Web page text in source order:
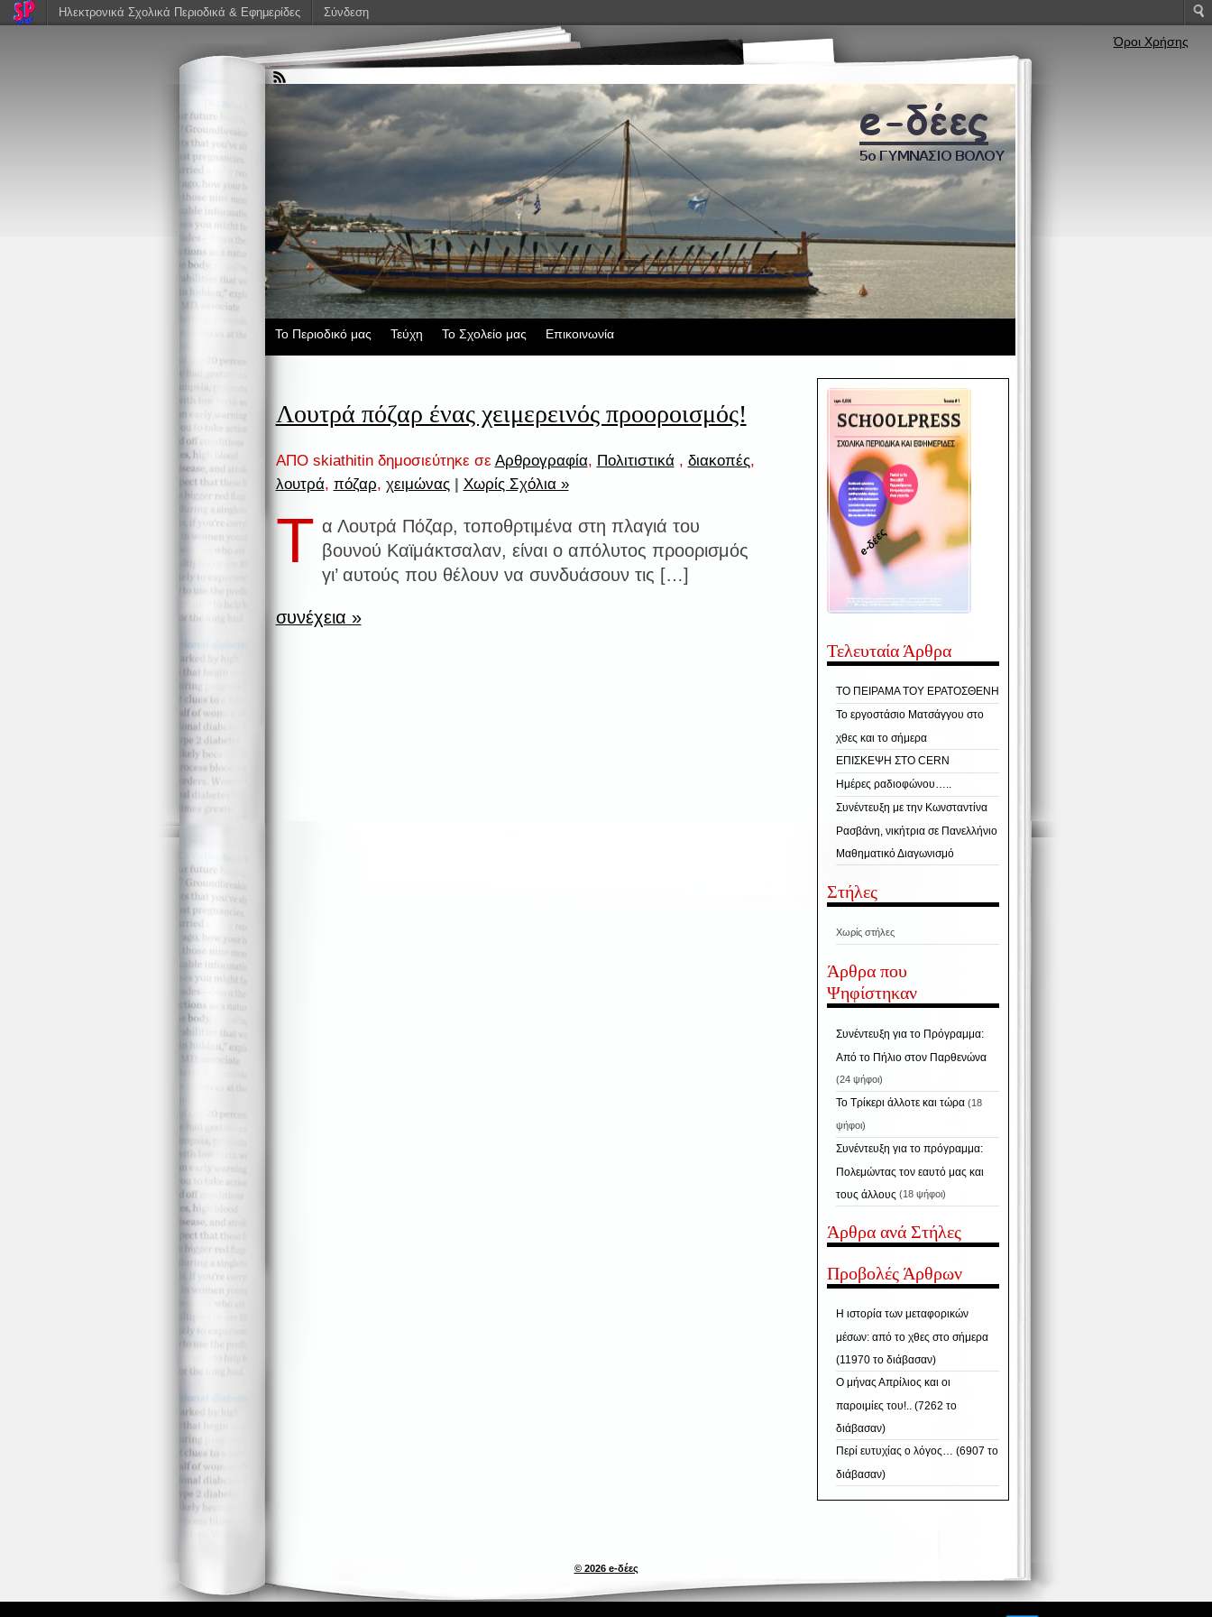
Το Περιοδικό μας Τεύχη Το Σχολείο μας Επικοινωνία
Λουτρά πόζαρ ένας χειμερεινός προοροισμός!
ΑΠΟ skiathitin δημοσιεύτηκε σε Αρθρογραφία, Πολιτιστικά, διακοπές,
λουτρά, πόζαρ, χειμώνας Χωρίς Σχόλια »
Τ α Λουτρά Πόζαρ, τοποθρτιμένα στη πλαγιά του
βουνού Καϊμάκτσαλαν, είναι ο απόλυτος προορισμός
γι’ αυτούς που θέλουν να συνδυάσουν τις […]
συνέχεια »
e-δέες
Τελευταία Άρθρα
ΤΟ ΠΕΙΡΑΜΑ ΤΟΥ ΕΡΑΤΟΣΘΕΝΗ
Το εργοστάσιο Ματσάγγου στο
χθες και το σήμερα
ΕΠΙΣΚΕΨΗ ΣΤΟ CERN
Ημέρες ραδιοφώνου…..
Συνέντευξη με την Κωνσταντίνα
Ρασβάνη, νικήτρια σε Πανελλήνιο
Μαθηματικό Διαγωνισμό
Στήλες
Χωρίς στήλες
Άρθρα που
Ψηφίστηκαν
Συνέντευξη για το Πρόγραμμα:
Από το Πήλιο στον Παρθενώνα
(24 ψήφοι)
Το Τρίκερι άλλοτε και τώρα (18
ψήφοι)
Συνέντευξη για το πρόγραμμα:
Πολεμώντας τον εαυτό μας και
τους άλλους (18 ψήφοι)
Άρθρα ανά Στήλες
Προβολές Άρθρων
Η ιστορία των μεταφορικών
μέσων: από το χθες στο σήμερα
(11970 το διάβασαν)
Ο μήνας Απρίλιος και οι
παροιμίες του!.. (7262 το
διάβασαν)
Περί ευτυχίας ο λόγος… (6907 το
διάβασαν)
© 2026 e-δέες
Όροι Χρήσης
Ηλεκτρονικά Σχολικά Περιοδικά & Εφημερίδες Σύνδεση